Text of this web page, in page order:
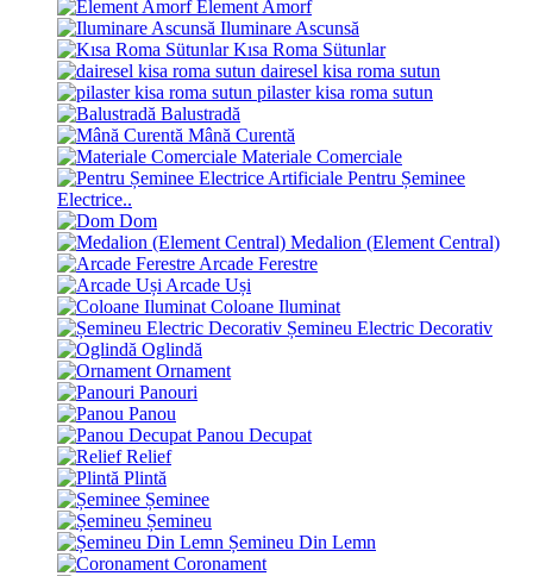
Element Amorf
Iluminare Ascunsă
Kısa Roma Sütunlar
dairesel kisa roma sutun
pilaster kisa roma sutun
Balustradă
Mână Curentă
Materiale Comerciale
Pentru Șeminee
Electrice..
Dom
Medalion (Element Central)
Arcade Ferestre
Arcade Uși
Coloane Iluminat
Șemineu Electric Decorativ
Oglindă
Ornament
Panouri
Panou
Panou Decupat
Relief
Plintă
Șeminee
Șemineu
Șemineu Din Lemn
Coronament